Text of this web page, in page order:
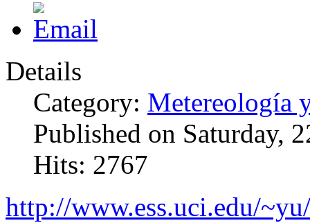
Details
Category: Metereología
Published on Saturday,
Hits: 2767
http://www.ess.uci.edu/